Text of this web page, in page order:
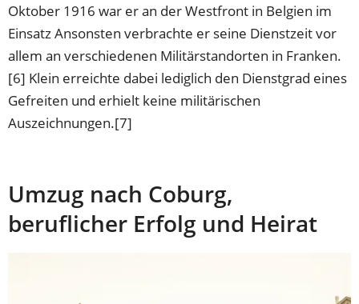
Oktober 1916 war er an der Westfront in Belgien im
Einsatz Ansonsten verbrachte er seine Dienstzeit vor
allem an verschiedenen Militärstandorten in Franken.
[6] Klein erreichte dabei lediglich den Dienstgrad eines
Gefreiten und erhielt keine militärischen
Auszeichnungen.[7]
Umzug nach Coburg,
beruflicher Erfolg und Heirat